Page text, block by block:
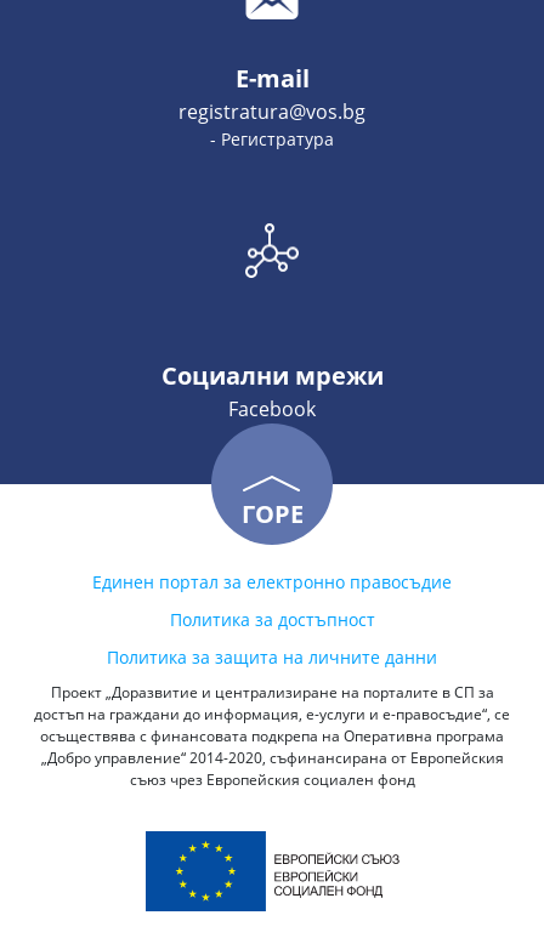
E-mail
registratura@vos.bg
- Регистратура
Социални мрежи
Facebook
ГОРЕ
Единен портал за електронно правосъдие
Политика за достъпност
Политика за защита на личните данни
Проект „Доразвитие и централизиране на порталите в СП за
достъп на граждани до информация, е-услуги и е-правосъдие“, се
осъществява с финансовата подкрепа на Оперативна програма
„Добро управление“ 2014-2020, съфинансирана от Европейския
съюз чрез Европейския социален фонд